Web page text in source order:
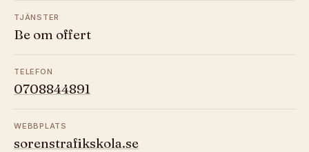
TJÄNSTER
Be om offert
TELEFON
0708844891
WEBBPLATS
sorenstrafikskola.se